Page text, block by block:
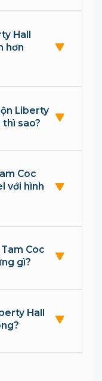
Hall
hơn
Liberty
thì sao?
Coc
với hình
Coc
gì?
Hall